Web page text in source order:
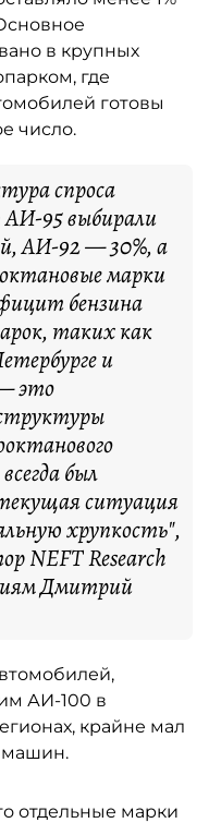
в крупных
где
готовы
число.
спроса
АИ-95 выбирали
АИ-92 — 30%, а
марки
бензина
таких как
и
это
был
ситуация
хрупкость",
NEFT Research
Дмитрий
АИ-100 в
крайне мал
машин.
отдельные марки